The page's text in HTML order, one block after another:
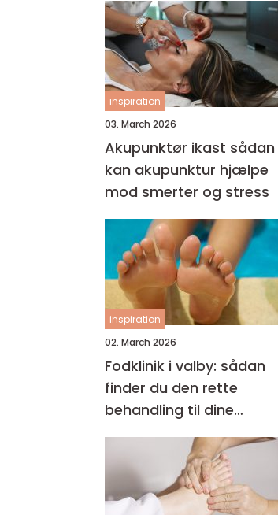
inspiration
03. March 2026
Akupunktør ikast sådan
kan akupunktur hjælpe
mod smerter og stress
inspiration
02. March 2026
Fodklinik i valby: sådan
finder du den rette
behandling til dine
fødder